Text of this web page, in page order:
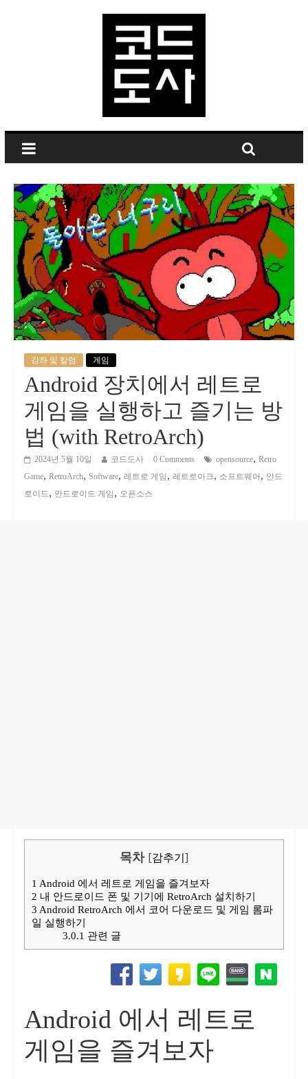
강좌 및 칼럼 게임
Android 장치에서 레트로
게임을 실행하고 즐기는 방
법 (with RetroArch)
2024년 5월 10일 코드도사 0 Comments opensource, Retro
Game, RetroArch, Software, 레트로 게임 , 레트로아크, 소프트웨어 , 안드
로이드, 안드로이드 게임 , 오픈소스
목차 [감추기]
1 Android 에서 레트로 게임을 즐겨보자
2 내 안드로이드 폰 및 기기에 RetroArch 설치하기
3 Android RetroArch 에서 코어 다운로드 및 게임 롬파
일 실행하기
3.0.1 관련 글
Android 에서 레트로
게임을 즐겨보자